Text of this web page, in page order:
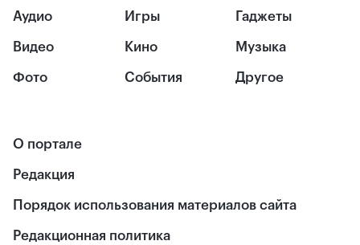
Аудио
Видео
Фото
Игры
Кино
События
Гаджеты
Музыка
Другое
О портале
Редакция
Порядок использования материалов сайта
Редакционная политика